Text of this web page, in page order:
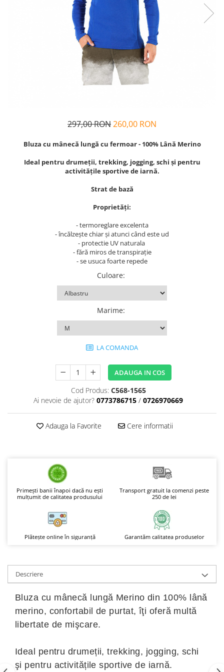
Ulei pentru Masaj Chakra
Cunoașterea Chakrelor
Bețișoarele lui Marco Polo
Bețișoare Tradiționale
Bețișoare pentru Yoga
Suporturi pentru Bețișoare
Accesorii pentru Ceai
Împotriva Insectelor
Parfumuri în Alcool
Parfumuri în Ulei
Rășini Prețioase, Lemne Aromatice
Sare de Himalaya
Spray Bio pentru Ambient
Unt de Karitè - Unt de Shea
Săpunuri
Produse
297,00 RON260,00 RON
Bluza cu mânecă lungă cu fermoar - 100% Lână Merino
Ideal pentru drumeții, trekking, jogging, schi şi pentru
activitățile sportive de iarnă.
Strat de bază
Proprietăți:
- termoreglare excelenta
- încălzește chiar și atunci când este ud
- protectie UV naturala
- fără miros de transpirație
- se usuca foarte repede
Culoare:
Marime:
LA COMANDA
ADAUGA IN COS
Cod Produs: C568-1565
Ai nevoie de ajutor? 0773786715 / 0726970669
Adauga la Favorite Cere informatii
Primești banii înapoi dacă nu ești
mulțumit de calitatea produsului
Transport gratuit la comenzi peste
250 de lei
Plătește online în siguranță Garantăm calitatea produselor
Descriere
Bluza cu mânecă lungă Merino din 100% lână
merino, confortabil de purtat, îţi oferă multă
libertate de mişcare.
Ideal pentru drumeții, trekking, jogging, schi
şi pentru activitățile sportive de iarnă.